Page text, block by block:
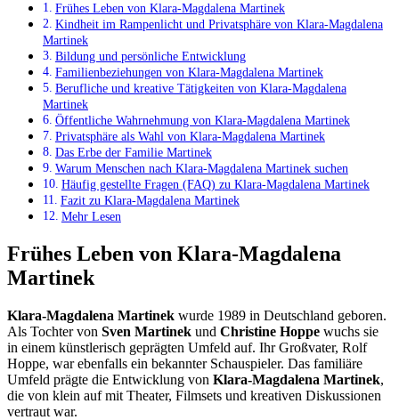
Frühes Leben von Klara-Magdalena Martinek
Kindheit im Rampenlicht und Privatsphäre von Klara-Magdalena
Martinek
Bildung und persönliche Entwicklung
Familienbeziehungen von Klara-Magdalena Martinek
Berufliche und kreative Tätigkeiten von Klara-Magdalena
Martinek
Öffentliche Wahrnehmung von Klara-Magdalena Martinek
Privatsphäre als Wahl von Klara-Magdalena Martinek
Das Erbe der Familie Martinek
Warum Menschen nach Klara-Magdalena Martinek suchen
Häufig gestellte Fragen (FAQ) zu Klara-Magdalena Martinek
Fazit zu Klara-Magdalena Martinek
Mehr Lesen
Frühes Leben von Klara-Magdalena
Martinek
Klara-Magdalena Martinek wurde 1989 in Deutschland geboren.
Als Tochter von Sven Martinek und Christine Hoppe wuchs sie
in einem künstlerisch geprägten Umfeld auf. Ihr Großvater, Rolf
Hoppe, war ebenfalls ein bekannter Schauspieler. Das familiäre
Umfeld prägte die Entwicklung von Klara-Magdalena Martinek,
die von klein auf mit Theater, Filmsets und kreativen Diskussionen
vertraut war.